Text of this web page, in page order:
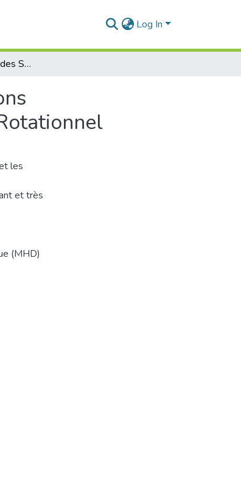
Log In
Critère de Régularité des Solutions Faibles des Equations Magnétohydrodynamique (MHD) en Terme de Champ Rotationnel
les
et très
(MHD)